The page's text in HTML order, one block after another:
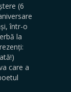
(6
într-o
la
care a